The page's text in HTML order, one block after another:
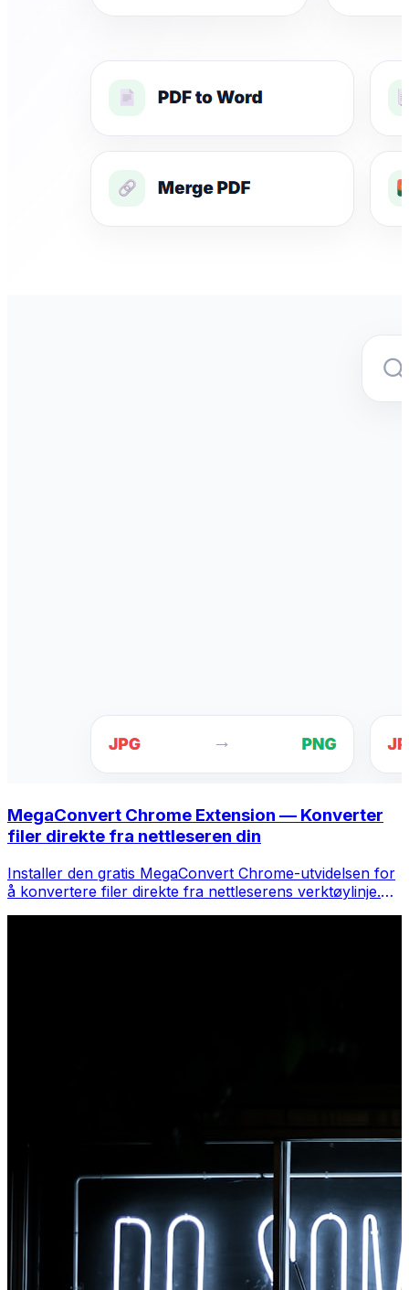
MegaConvert Chrome Extension — Konverter
filer direkte fra nettleseren din
Installer den gratis MegaConvert Chrome-utvidelsen for
å konvertere filer direkte fra nettleserens verktøylinje.